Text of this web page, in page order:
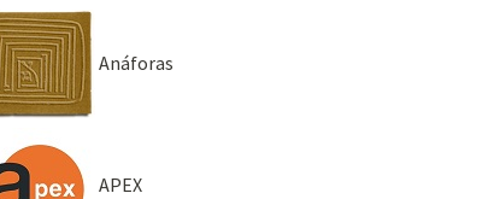
Anáforas
APEX